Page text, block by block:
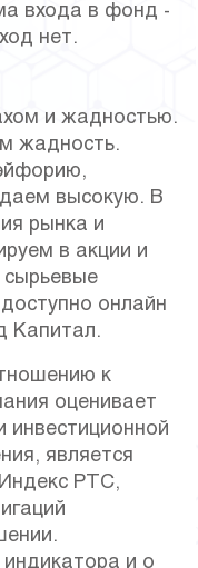
входа в фонд -
нет.
и жадностью.
жадность.
высокую. В
рынка и
в акции и
сырьевые
онлайн
Капитал.
к
оценивает
инвестиционной
является
РТС,
и о